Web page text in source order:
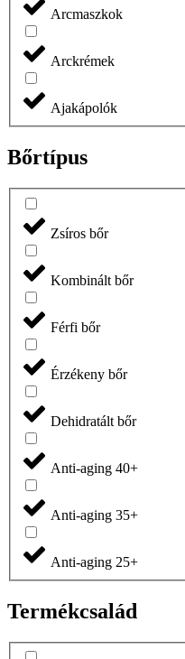
Arcmaszkok
Arckrémek
Ajakápolók
Bőrtípus
Zsíros bőr
Kombinált bőr
Férfi bőr
Érzékeny bőr
Dehidratált bőr
Anti-aging 40+
Anti-aging 35+
Anti-aging 25+
Termékcsalád